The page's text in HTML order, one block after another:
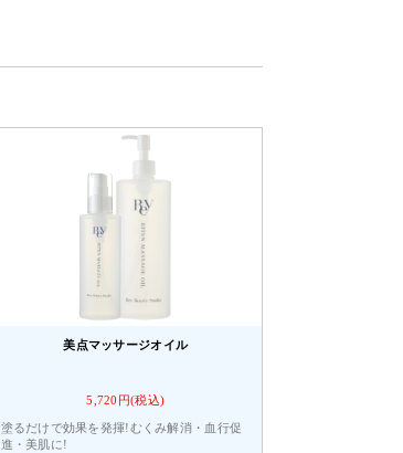
美点マッサージオイル
5,720円(税込)
塗るだけで効果を発揮!むくみ解消・血行促
進・美肌に!